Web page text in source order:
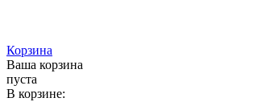
Корзина
Ваша корзина
пуста
В корзине: